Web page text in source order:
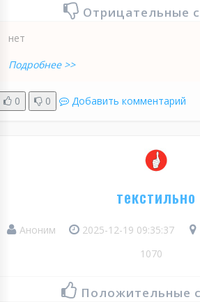
Отрицательные
нет
Подробнее >>
0 0 Добавить комментарий
текстильно
Аноним 2025-12-19 09:35:37
1070
Положительные